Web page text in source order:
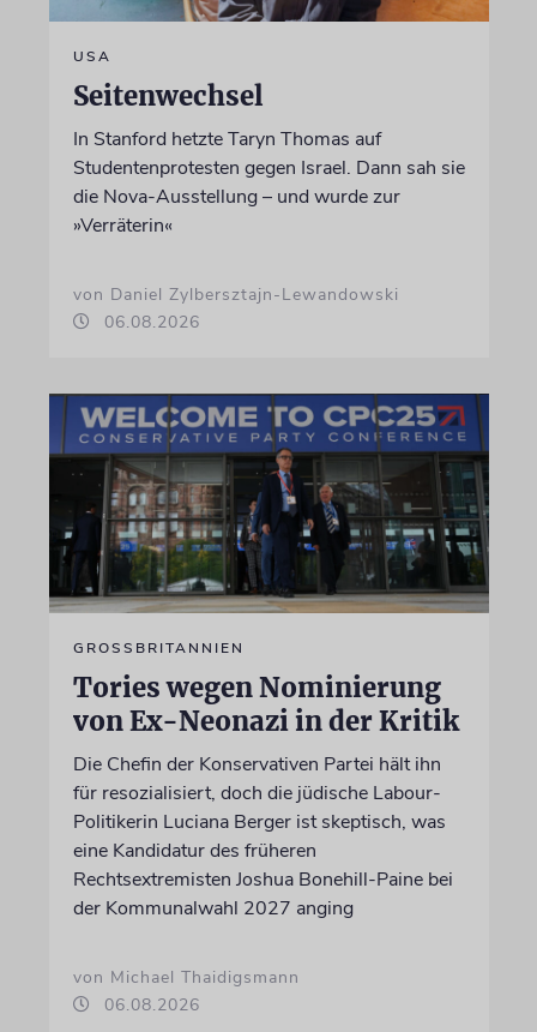
USA
Seitenwechsel
In Stanford hetzte Taryn Thomas auf
Studentenprotesten gegen Israel. Dann sah sie
die Nova-Ausstellung – und wurde zur
»Verräterin«
von Daniel Zylbersztajn-Lewandowski
06.08.2026
GROSSBRITANNIEN
Tories wegen Nominierung
von Ex-Neonazi in der Kritik
Die Chefin der Konservativen Partei hält ihn
für resozialisiert, doch die jüdische Labour-
Politikerin Luciana Berger ist skeptisch, was
eine Kandidatur des früheren
Rechtsextremisten Joshua Bonehill-Paine bei
der Kommunalwahl 2027 anging
von Michael Thaidigsmann
06.08.2026